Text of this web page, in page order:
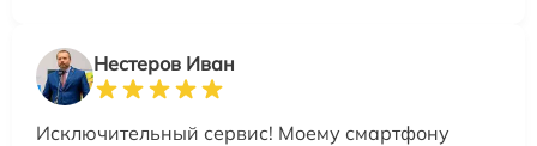
Нестеров Иван
Исключительный сервис! Моему смартфону